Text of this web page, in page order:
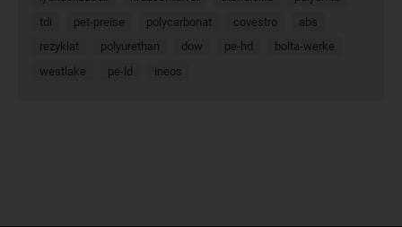
tdi
pet-preise polycarbonat covestro
abs
rezyklat
polyurethan dow pe-hd
bolta-werke
westlake
pe-ld ineos